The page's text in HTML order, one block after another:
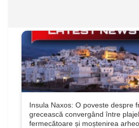
Insula Naxos: O poveste despre
grecească convergând între
fermecătoare și moștenirea